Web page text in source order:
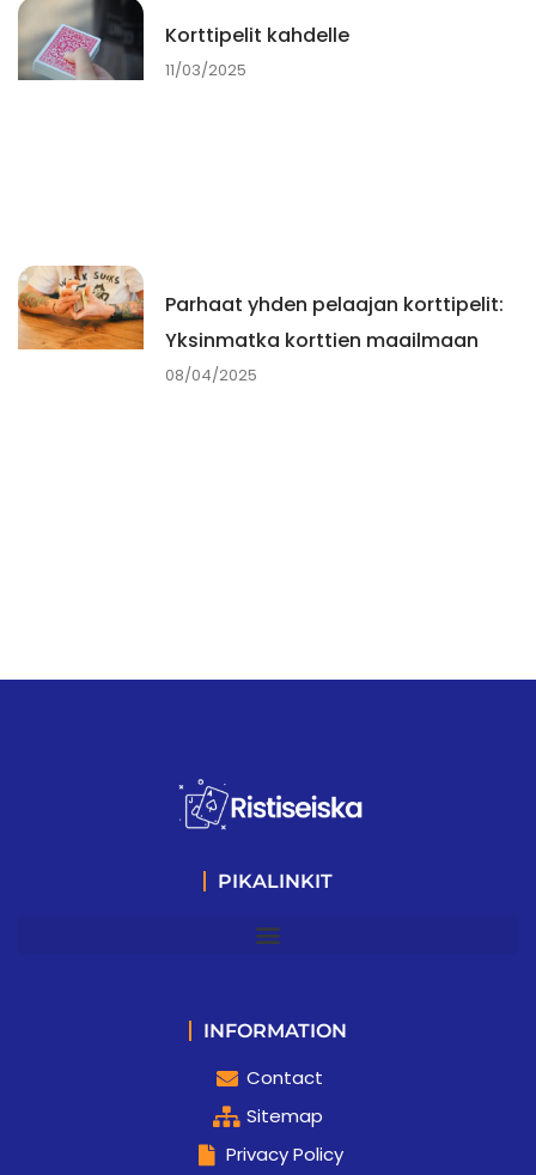
Korttipelit kahdelle
11/03/2025
Parhaat yhden pelaajan korttipelit:
Yksinmatka korttien maailmaan
08/04/2025
PIKALINKIT
INFORMATION
Contact
Sitemap
Privacy Policy